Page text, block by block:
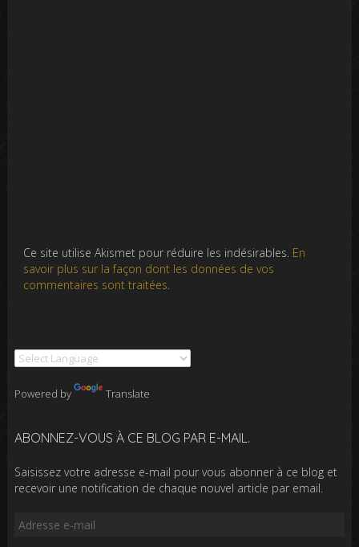
Ce site utilise Akismet pour réduire les indésirables. En
savoir plus sur la façon dont les données de vos
commentaires sont traitées.
Powered by Translate
ABONNEZ-VOUS À CE BLOG PAR E-MAIL.
Saisissez votre adresse e-mail pour vous abonner à ce blog et
recevoir une notification de chaque nouvel article par email.
Adresse